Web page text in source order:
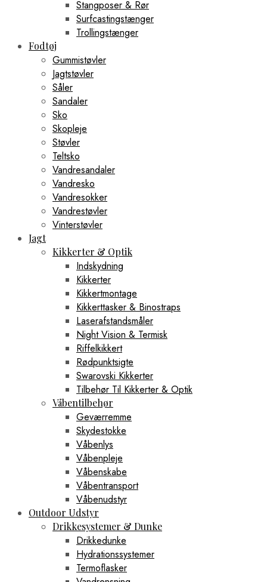
Stangposer & Rør
Surfcastingstænger
Trollingstænger
Fodtøj
Gummistøvler
Jagtstøvler
Såler
Sandaler
Sko
Skopleje
Støvler
Teltsko
Vandresandaler
Vandresko
Vandresokker
Vandrestøvler
Vinterstøvler
Jagt
Kikkerter & Optik
Indskydning
Kikkerter
Kikkertmontage
Kikkerttasker & Binostraps
Laserafstandsmåler
Night Vision & Termisk
Riffelkikkert
Rødpunktsigte
Swarovski Kikkerter
Tilbehør Til Kikkerter & Optik
Våbentilbehør
Geværremme
Skydestokke
Våbenlys
Våbenpleje
Våbenskabe
Våbentransport
Våbenudstyr
Outdoor Udstyr
Drikkesystemer & Dunke
Drikkedunke
Hydrationssystemer
Termoflasker